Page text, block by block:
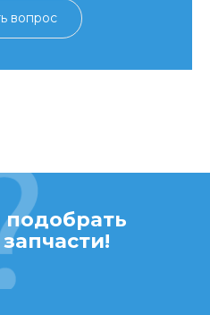
вопрос